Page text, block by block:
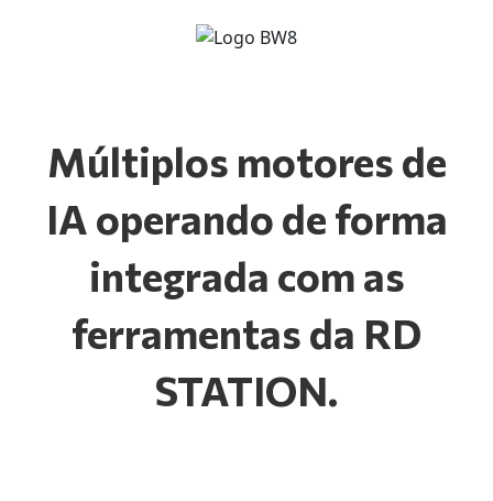
Múltiplos motores de
IA operando de forma
integrada com as
ferramentas da RD
STATION.